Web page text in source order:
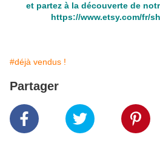
et partez à la découverte de
https://www.etsy.com/fr/
#déjà vendus !
Partager